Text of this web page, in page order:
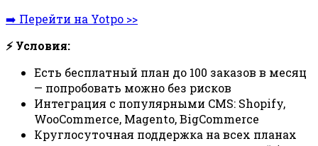
➡️ Перейти на Yotpo >>
⚡ Условия:
Есть бесплатный план до 100 заказов в месяц
— попробовать можно без рисков
Интеграция с популярными CMS: Shopify,
WooCommerce, Magento, BigCommerce
Круглосуточная поддержка на всех планах